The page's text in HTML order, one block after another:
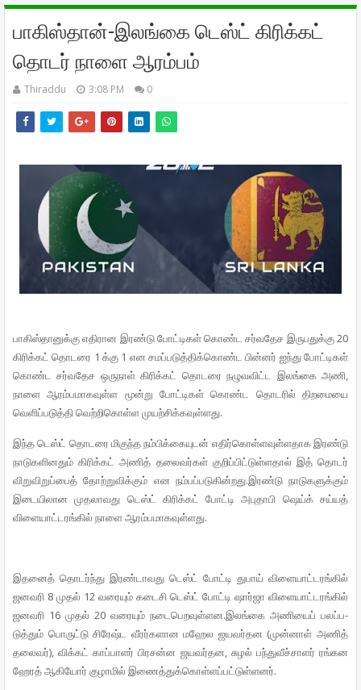
பாகிஸ்தான்-இலங்கை டெஸ்ட் கிரிக்கட்
தொடர் நாளை ஆரம்பம்
Thiraddu 3:08 PM 0
பாகிஸ்­தா­னுக்கு எதி­ரான இரண்டு போட்­டிகள் கொண்ட சர்­வ­தேச இரு­ப­துக்கு 20
கிரிக்கட் தொடரை 1 க்கு 1 என சமப்­ப­டுத்­திக்­கொண்ட பின்னர் ஐந்து போட்­டிகள்
கொண்ட சர்­வ­தேச ஒருநாள் கிரிக்கட் தொடரை நழு­வ­விட்ட இலங்கை அணி,
நாளை ஆரம்­ப­மா­க­வுள்ள மூன்று போட்­டிகள் கொண்ட தொடரில் திற­மையை
வெளிப்­ப­டுத்தி வெற்­றி­கொள்ள முயற்­சிக்­க­வுள்­ளது.
இந்த டெஸ்ட் தொடரை மிகுந்த நம்­பிக்­கை­யுடன் எதிர்­கொள்­ள­வுள்­ள­தாக இரண்டு
நாடு­க­ளி­னதும் கிரிக்கட் அணித் தலை­வர்கள் குறிப்­பிட்­டுள்­ளதால் இத் தொடர்
விறு­வி­றுப்பைத் தோற்­று­விக்கும் என நம்­பப்­ப­டு­கின்­றது.இரண்டு நாடு­க­ளுக்கும்
இடை­யி­லான முத­லா­வது டெஸ்ட் கிரிக்கட் போட்டி அபு­தாபி ஷெய்க் சய்யத்
விளை­யாட்­ட­ரங்கில் நாளை ஆரம்­ப­மா­க­வுள்­ளது.
இதனைத் தொடர்ந்து இரண்­டா­வது டெஸ்ட் போட்டி துபாய் விளை­யாட்­ட­ரங்கில்
ஜன­வரி 8 முதல் 12 வரையும் கடைசி டெஸ்ட் போட்டி ஷார்ஜா விளை­யாட்­ட­ரங்கில்
ஜன­வரி 16 முதல் 20 வரையும் நடை­பெ­ற­வுள்­ளன.இலங்கை அணியைப் பலப்­ப­
டுத்தும் பொருட்டு சிரேஷ்ட வீரர்­க­ளான மஹேல ஜய­வர்­தன (முன்னாள் அணித்
தலைவர்), விக்கட் காப்­பாளர் பிர­சன்ன ஜய­வர்­தன, சுழல் பந்­து­வீச்­சாளர் ரங்­கன
ஹேரத் ஆகியோர் குழாமில் இணைத்­துக்­கொள்­ளப்­பட்­டுள்­ளனர்.